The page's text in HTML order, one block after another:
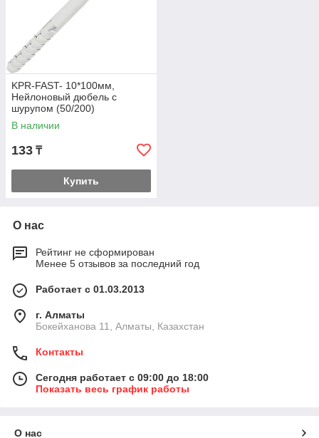
KPR-FAST- 10*100мм,
Нейлоновый дюбель с
шурупом (50/200)
В наличии
133 ₸
Купить
О нас
Рейтинг не сформирован
Менее 5 отзывов за последний год
Работает с 01.03.2013
г. Алматы
Бокейханова 11, Алматы, Казахстан
Контакты
Сегодня работает с 09:00 до 18:00
Показать весь график работы
О нас